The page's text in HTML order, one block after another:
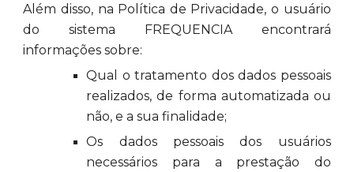
Além disso, na Política de Privacidade, o usuário
do sistema FREQUENCIA encontrará
informações sobre:
Qual o tratamento dos dados pessoais
realizados, de forma automatizada ou
não, e a sua finalidade;
Os dados pessoais dos usuários
necessários para a prestação do